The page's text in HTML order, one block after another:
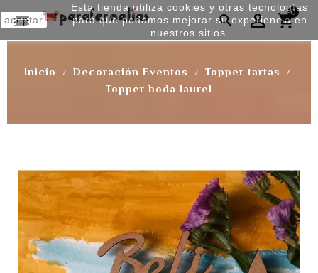

 0
Inicio Decoración Eventos
Topper tartas
Topper boda laurel
aceptar
Esta tienda utiliza cookies y otras tecnologías
para que podamos mejorar su experiencia en
nuestros sitios.